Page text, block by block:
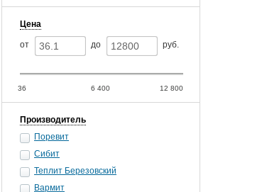
Цена
от до руб.
36 12 800
6 400
Производитель
Поревит
Сибит
Теплит Березовский
Вармит